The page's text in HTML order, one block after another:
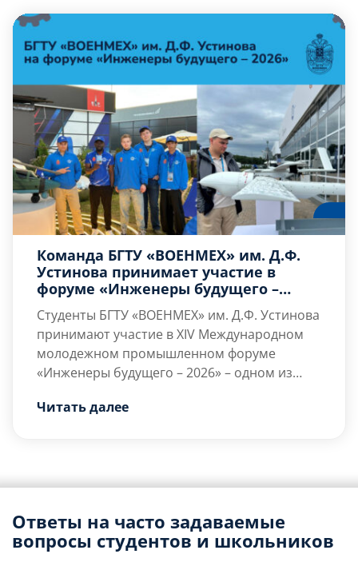
важного жизненного этапа для студентов,
прошло на площадке отеля «Azimut».
Команда БГТУ «ВОЕНМЕХ» им. Д.Ф.
Устинова принимает участие в
форуме «Инженеры будущего –
2026»
Студенты БГТУ «ВОЕНМЕХ» им. Д.Ф. Устинова
принимают участие вXIV Международном
молодежном промышленном форуме
«Инженеры будущего – 2026»– одном из
объединяющем молодых инженеров,
Тульской области и становится площадкой
развития и реализации […]
Читать далее
Ответы на часто задаваемые
вопросы студентов и школьников